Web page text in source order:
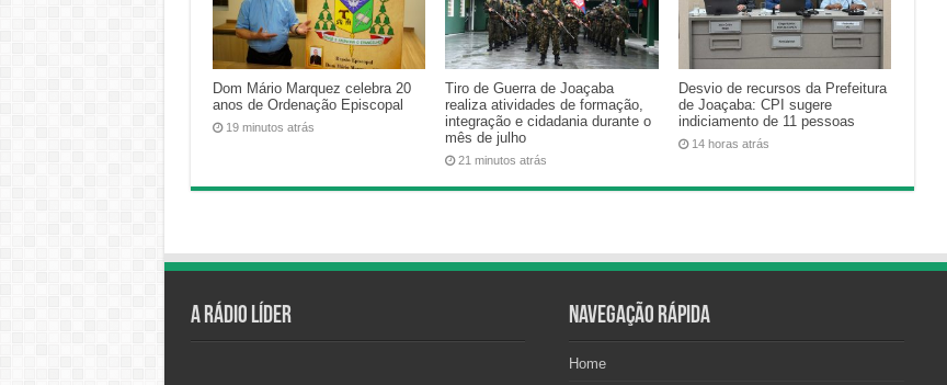
Dom Mário Marquez celebra 20
anos de Ordenação Episcopal
19 minutos atrás
Tiro de Guerra de Joaçaba
realiza atividades de formação,
integração e cidadania durante o
mês de julho
21 minutos atrás
Desvio de recursos da Prefeitura
de Joaçaba: CPI sugere
indiciamento de 11 pessoas
14 horas atrás
A Rádio Líder Navegação Rápida
Home